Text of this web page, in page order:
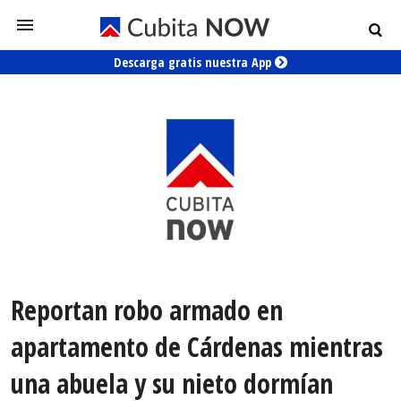
Descarga gratis nuestra App
Reportan robo armado en
apartamento de Cárdenas mientras
una abuela y su nieto dormían